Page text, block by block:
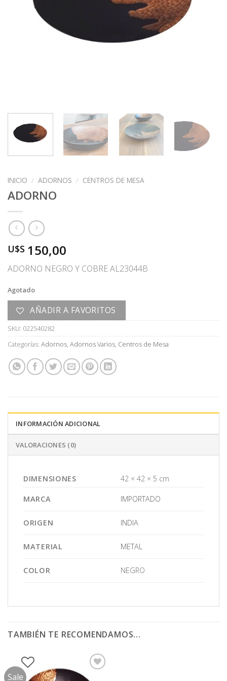
INICIO / ADORNOS / CENTROS DE MESA
ADORNO
U$S 150,00
ADORNO NEGRO Y COBRE AL23044B
Agotado
AÑADIR A FAVORITOS
SKU: 022540282
Categorías: Adornos, Adornos Varios, Centros de Mesa
INFORMACIÓN ADICIONAL
VALORACIONES (0)
DIMENSIONES 42 × 42 × 5 cm
MARCA IMPORTADO
ORIGEN INDIA
MATERIAL METAL
COLOR NEGRO
TAMBIÉN TE RECOMENDAMOS…
Sale